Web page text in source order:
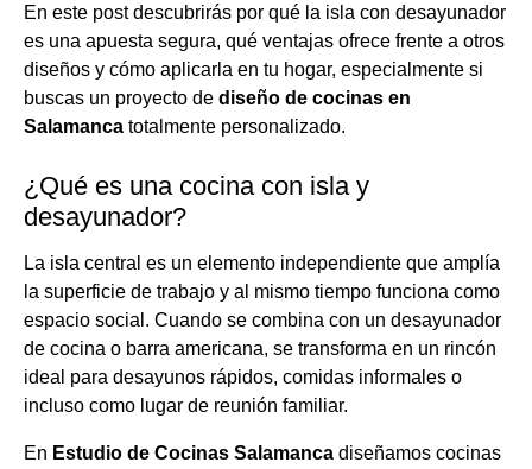
En este post descubrirás por qué la isla con desayunador
es una apuesta segura, qué ventajas ofrece frente a otros
diseños y cómo aplicarla en tu hogar, especialmente si
buscas un proyecto de diseño de cocinas en
Salamanca totalmente personalizado.
¿Qué es una cocina con isla y
desayunador?
La isla central es un elemento independiente que amplía
la superficie de trabajo y al mismo tiempo funciona como
espacio social. Cuando se combina con un desayunador
de cocina o barra americana, se transforma en un rincón
ideal para desayunos rápidos, comidas informales o
incluso como lugar de reunión familiar.
En Estudio de Cocinas Salamanca diseñamos cocinas